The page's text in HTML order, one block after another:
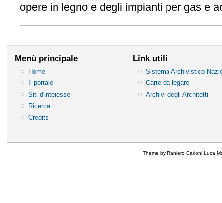
opere in legno e degli impianti per gas e
Menù principale
Home
Il portale
Siti d'interesse
Ricerca
Credits
Link utili
Sistema Archivistico
Carte da legare
Archivi degli Architetti
Theme by Raniero Carloni Luca